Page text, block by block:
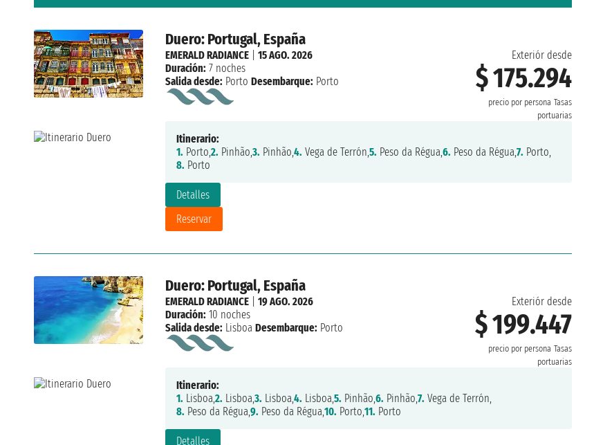
Duero: Portugal, España
Exteriór desde
$ 175.294
precio por persona Tasas
portuarias
Detalles
Reservar
EMERALD RADIANCE| 15 AGO. 2026
Duración: 7 noches
Salida desde: Porto Desembarque: Porto
Itinerario:
1. Porto,2. Pinhão,3. Pinhão,4. Vega de Terrón,5. Peso da Régua,6. Peso da Régua,7. Porto,
8. Porto
Duero: Portugal, España
Exteriór desde
$ 199.447
precio por persona Tasas
portuarias
Detalles
EMERALD RADIANCE| 19 AGO. 2026
Duración: 10 noches
Salida desde: Lisboa Desembarque: Porto
Itinerario:
1. Lisboa,2. Lisboa,3. Lisboa,4. Lisboa,5. Pinhão,6. Pinhão,7. Vega de Terrón,
8. Peso da Régua,9. Peso da Régua,10. Porto,11. Porto